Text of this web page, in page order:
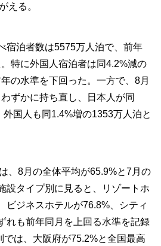
える。
宿泊者数は5575万人泊で、前年
特に外国人宿泊者は同4.2%減の
の水準を下回った。一方で、8月
ずかに持ち直し、日本人が同
国人も同1.4%増の1353万人泊と
、8月の全体平均が65.9%と7月の
設タイプ別に見ると、リゾートホ
ビジネスホテルが76.8%、シティ
れも前年同月を上回る水準を記録
では、大阪府が75.2%と全国最高